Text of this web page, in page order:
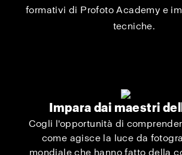
formativi di Profoto Academy e
tecniche.
Impara dai maestri
Cogli l'opportunità di
come agisce la luce da
mondiale che hanno fatto della